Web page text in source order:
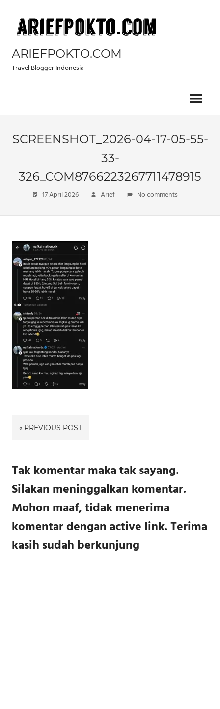
content
ARIEFPOKTO.COM
Travel Blogger Indonesia
Menu
SCREENSHOT_2026-04-17-05-55-
33-
326_COM8766223267711478915
17 April 2026 Arief No comments
Navigasi
pos
PREVIOUS POST
Tak komentar maka tak sayang.
Silakan meninggalkan komentar.
Mohon maaf, tidak menerima
komentar dengan active link. Terima
kasih sudah berkunjung